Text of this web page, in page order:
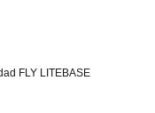
FLY LITEBASE